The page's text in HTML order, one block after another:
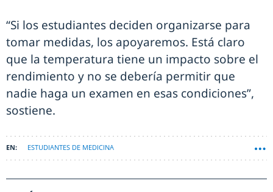
“Si los estudiantes deciden organizarse para
tomar medidas, los apoyaremos. Está claro
que la temperatura tiene un impacto sobre el
rendimiento y no se debería permitir que
nadie haga un examen en esas condiciones”,
sostiene.
ESTUDIANTES DE MEDICINA